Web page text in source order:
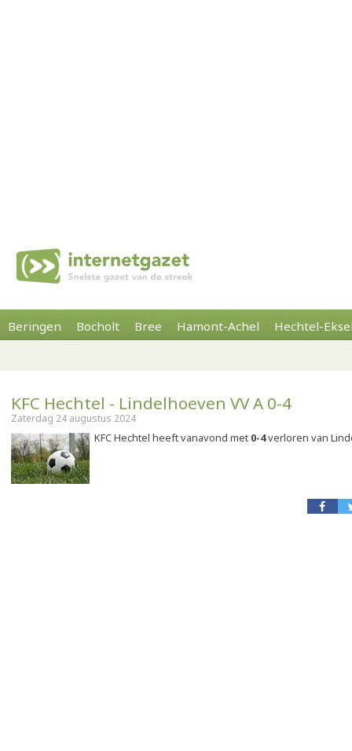
Beringen Bocholt Bree Hamont-Achel Hechtel-
KFC Hechtel - Lindelhoeven VV A 0-4
Zaterdag 24 augustus 2024
KFC Hechtel heeft vanavond met 0-4verloren van